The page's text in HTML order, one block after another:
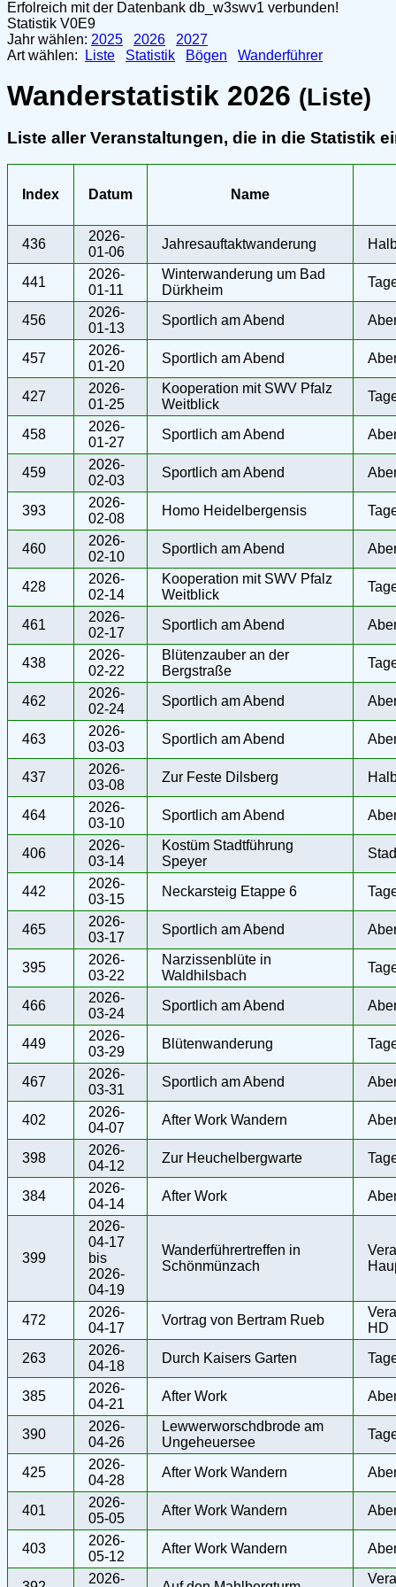
Erfolreich mit der Datenbank db_w3swv1 verbunden!
Statistik V0E9
Jahr wählen: 2025 2026
2027
Art wählen:
Liste Statistik Bögen Wanderführer
Wanderstatistik 2026 (Liste)
Liste aller Veranstaltungen, die in die Statistik
Index Datum Name
436
2026-
01-06
Jahresauftaktwanderung
441
2026-
01-11
Winterwanderung um Bad
Dürkheim
456
2026-
01-13
Sportlich am Abend
457
2026-
01-20
Sportlich am Abend
427
2026-
01-25
Kooperation mit SWV Pfalz
Weitblick
458
2026-
01-27
Sportlich am Abend
459
2026-
02-03
Sportlich am Abend
393
2026-
02-08
Homo Heidelbergensis
460
2026-
02-10
Sportlich am Abend
428
2026-
02-14
Kooperation mit SWV Pfalz
Weitblick
461
2026-
02-17
Sportlich am Abend
438
2026-
02-22
Blütenzauber an der
Bergstraße
462
2026-
02-24
Sportlich am Abend
463
2026-
03-03
Sportlich am Abend
437
2026-
03-08
Zur Feste Dilsberg
464
2026-
03-10
Sportlich am Abend
406
2026-
03-14
Kostüm Stadtführung
Speyer
442
2026-
03-15
Neckarsteig Etappe 6
465
2026-
03-17
Sportlich am Abend
395
2026-
03-22
Narzissenblüte in
Waldhilsbach
466
2026-
03-24
Sportlich am Abend
449
2026-
03-29
Blütenwanderung
467
2026-
03-31
Sportlich am Abend
402
2026-
04-07
After Work Wandern
398
2026-
04-12
Zur Heuchelbergwarte
384
2026-
04-14
After Work
399
2026-
04-17
bis
2026-
04-19
Wanderführertreffen in
Schönmünzach
472
2026-
04-17
Vortrag von Bertram Rueb
HD
263
2026-
04-18
Durch Kaisers Garten
385
2026-
04-21
After Work
390
2026-
04-26
Lewwerworschdbrode am
Ungeheuersee
425
2026-
04-28
After Work Wandern
401
2026-
05-05
After Work Wandern
403
2026-
05-12
After Work Wandern
2026-